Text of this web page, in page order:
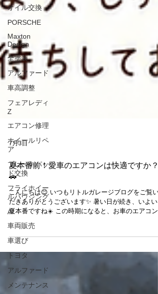
オイル交換
PORSCHE
Maxton
Design
全塗装
アルファード
車高調整
フェアレディ
Z
エアコン修理
ホイールリペ
ア
ブレーキパッ
ド交換
フライホイー
ルハウジング
AI
車両販売
車選び
トヨタ
アルファード
メンテナンス
夏本番前！愛車のエアコンは快適ですか
🚗
こんにちは😊 いつもリトルガレージブログをご覧い
だきありがとうございます✨ 暑い日が続き、いよい
夏本番ですね☀️ この時期になると、お車のエアコン
た…」「風が弱い気がする…」「エアコンをつける
ニオイが気になる…」 そんな症状はありませんか？
エアコンは快適性だけでなく、夏場のドライブを安
に楽しむためにも大切な装備です✨ 気になる症状が
る場合は、早めの点検がおすすめです🔧 リトルガレ
ジでは、R35 GT-Rをはじめ、一般車両の点検・メン